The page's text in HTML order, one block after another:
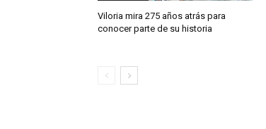
Viloria mira 275 años atrás para
conocer parte de su historia